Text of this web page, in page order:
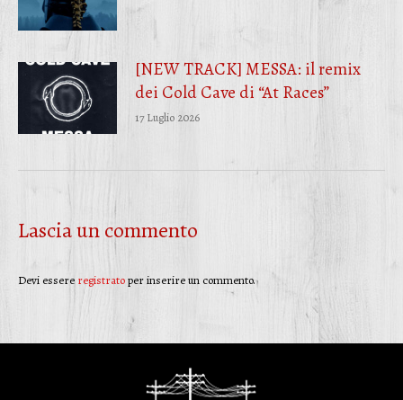
[NEW TRACK] MESSA: il remix
dei Cold Cave di “At Races”
17 Luglio 2026
Lascia un commento
Devi essere registratoper inserire un commento.